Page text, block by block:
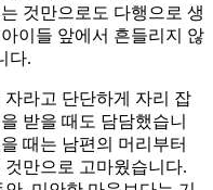
것만으로도 다행으로 생
이들 앞에서 흔들리지 않
다.
라고 단단하게 자리 잡
받을 때도 담담했습니
때는 남편의 머리부터
만으로 고마웠습니다.